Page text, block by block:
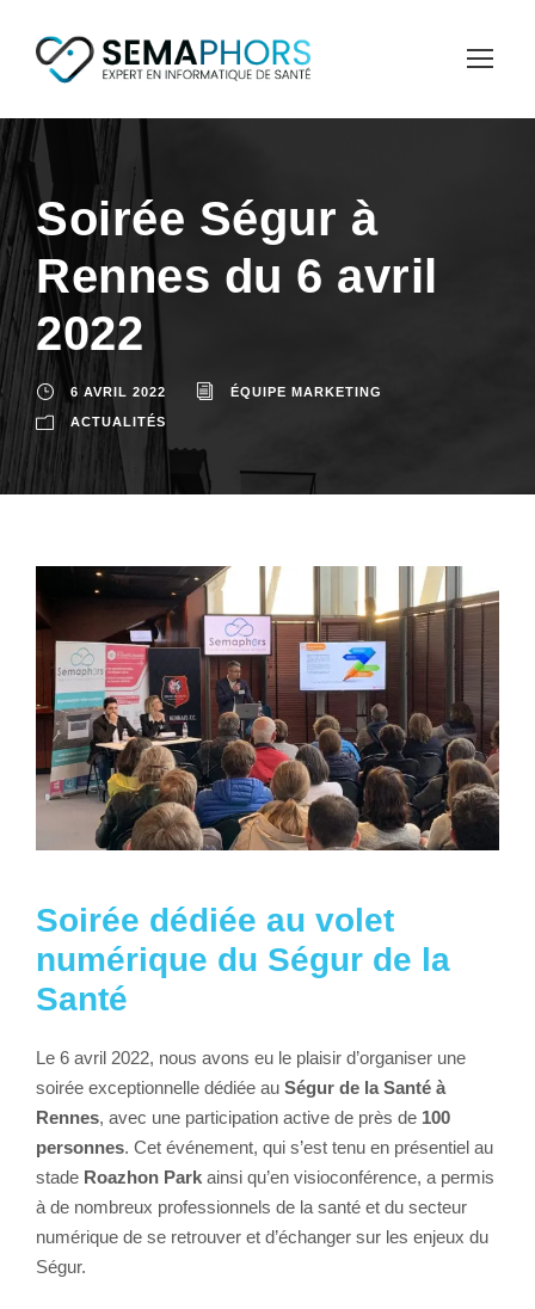
Soirée Ségur à
Rennes du 6 avril
2022
6 AVRIL 2022 ÉQUIPE MARKETING
ACTUALITÉS
Soirée dédiée au volet
numérique du Ségur de la
Santé
Le 6 avril 2022, nous avons eu le plaisir d’organiser une
soirée exceptionnelle dédiée au Ségur de la Santé à
Rennes, avec une participation active de près de 100
personnes. Cet événement, qui s’est tenu en présentiel au
stade Roazhon Park ainsi qu’en visioconférence, a permis
à de nombreux professionnels de la santé et du secteur
numérique de se retrouver et d’échanger sur les enjeux du
Ségur.